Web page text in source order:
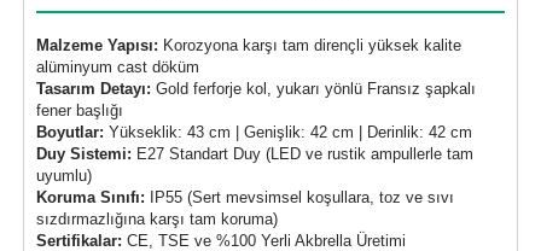
Malzeme Yapısı: Korozyona karşı tam dirençli yüksek kalite
alüminyum cast döküm
Tasarım Detayı: Gold ferforje kol, yukarı yönlü Fransız şapkalı
fener başlığı
Boyutlar: Yükseklik: 43 cm | Genişlik: 42 cm | Derinlik: 42 cm
Duy Sistemi: E27 Standart Duy (LED ve rustik ampullerle tam
uyumlu)
Koruma Sınıfı: IP55 (Sert mevsimsel koşullara, toz ve sıvı
sızdırmazlığına karşı tam koruma)
Sertifikalar: CE, TSE ve %100 Yerli Akbrella Üretimi